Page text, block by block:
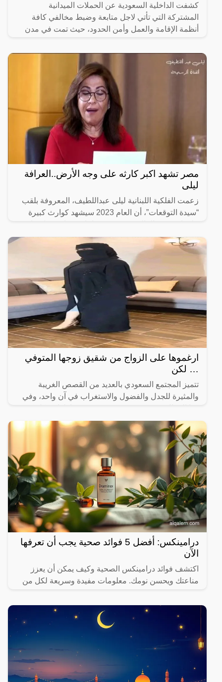
كشفت الداخلية السعودية عن الحملات الميدانية
المشتركة التي تأتي لاجل متابعة وضبط مخالفي كافة
أنظمة الإقامة والعمل وأمن الحدود، حيث تمت في مدن
مصر تشهد اكبر كارثه على وجه الأرض..العرافة
ليلى
زعمت الفلكية اللبنانية ليلى عبداللطيف، المعروفة بلقب
“سيدة التوقعات”، أن العام 2023 سيشهد كوارث كبيرة
ارغموها على الزواج من شقيق زوجها المتوفي
… لكن
تتميز المجتمع السعودي بالعديد من القصص الغريبة
والمثيرة للجدل والفضول والاستغراب في آن واحد، وفي
على مواقع
درامينكس: أفضل 5 فوائد صحية يجب أن تعرفها
الآن
اكتشف فوائد درامينكس الصحية وكيف يمكن أن يعزز
مناعتك ويحسن نومك. معلومات مفيدة وسريعة لكل من